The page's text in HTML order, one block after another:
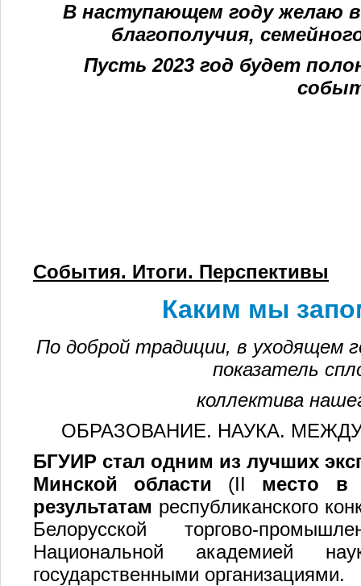
В наступающем году желаю
благополучия,
Пусть 2023 год будет
События. Итоги. Перспективы
Каким мы
По доброй традиции, в уходящем
показатель
коллектива
ОБРАЗОВАНИЕ. НАУКА.
БГУИР стал одним из лучших
Минской области (II место в
результатам республиканского
Белорусской торгово-
Национальной академией
государственными организациями.